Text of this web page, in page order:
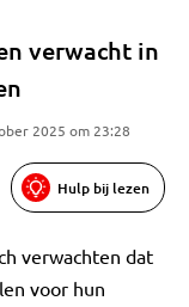
verwacht in
2025 om 23:28
Hulp bij lezen
verwachten dat
voor hun